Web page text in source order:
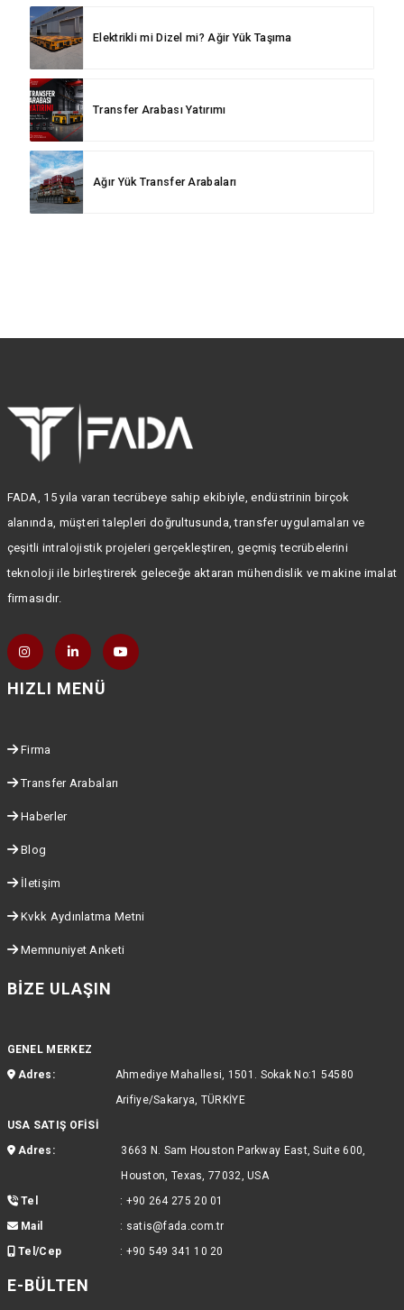
Elektrikli mi Dizel mi? Ağir Yük Taşıma
Transfer Arabası Yatırımı
Ağır Yük Transfer Arabaları
FADA, 15 yıla varan tecrübeye sahip ekibiyle, endüstrinin birçok
alanında, müşteri talepleri doğrultusunda, transfer uygulamaları ve
çeşitli intralojistik projeleri gerçekleştiren, geçmiş tecrübelerini
teknoloji ile birleştirerek geleceğe aktaran mühendislik ve makine imalat
firmasıdır.
HIZLI MENÜ
Firma
Transfer Arabaları
Haberler
Blog
İletişim
Kvkk Aydınlatma Metni
Memnuniyet Anketi
BIZE ULAŞIN
GENEL MERKEZ
Adres:
Ahmediye Mahallesi, 1501. Sokak No:1 54580
Arifiye/Sakarya, TÜRKİYE
USA SATIŞ OFİSİ
Adres:
3663 N. Sam Houston Parkway East, Suite 600,
Houston, Texas, 77032, USA
Tel
: +90 264 275 20 01
Mail
: satis@fada.com.tr
Tel/Cep
: +90 549 341 10 20
E-BÜLTEN